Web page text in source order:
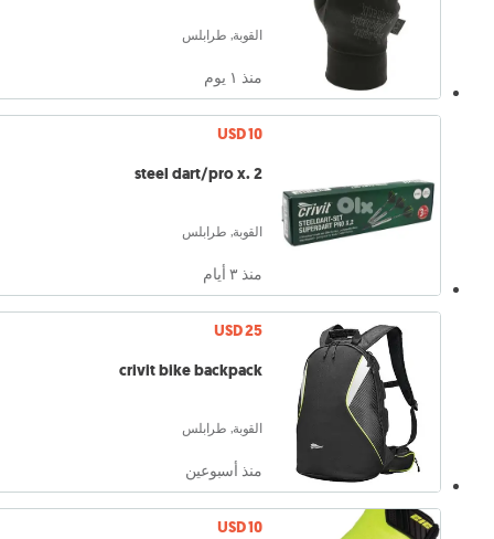
القوبة, طرابلس
منذ ١ يوم
USD 10
steel dart/pro x. 2
القوبة, طرابلس
منذ ٣ أيام
USD 25
crivit bike backpack
القوبة, طرابلس
منذ أسبوعين
USD 10